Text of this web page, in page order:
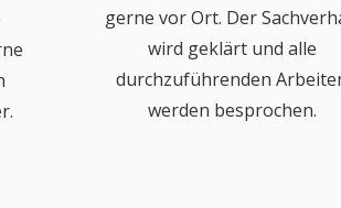
gerne vor Ort. Der
wird geklärt und alle
durchzuführenden
werden besprochen.